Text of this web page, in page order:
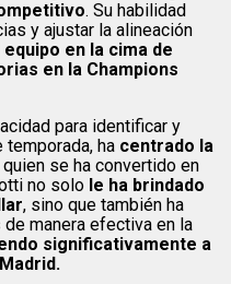
. Su habilidad
y ajustar la alineación
en la cima de
en la Champions
para identificar y
temporada, ha centrado la
quien se ha convertido en
no solo le ha brindado
, sino que también ha
manera efectiva en la
significativamente a